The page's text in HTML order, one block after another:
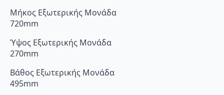
Μήκος Εξωτερικής Μονάδα
720mm
Ύψος Εξωτερικής Μονάδα
270mm
Βάθος Εξωτερικής Μονάδα
495mm